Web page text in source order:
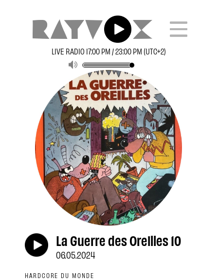
LIVE RADIO 17:00 PM / 23:00 PM (UTC+2)
La Guerre des Oreilles 10
06.05.2024
HARDCORE DU MONDE